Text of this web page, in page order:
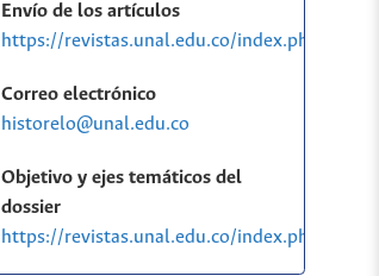
Envío de los artículos
https://revistas.unal.edu.co/index.php/
Correo electrónico
historelo@unal.edu.co
Objetivo y ejes temáticos del
dossier
https://revistas.unal.edu.co/index.php/